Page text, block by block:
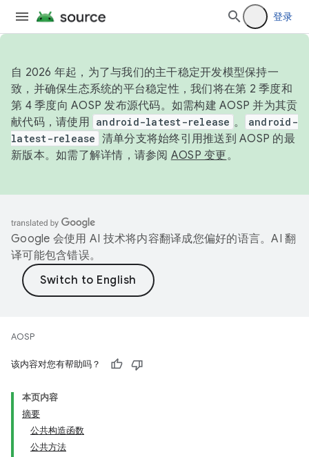
登录
自 2026 年起，为了与我们的主干稳定开发模型保持一
致，并确保生态系统的平台稳定性，我们将在第 2 季度和
第 4 季度向 AOSP 发布源代码。如需构建 AOSP 并为其贡
献代码，请使用 android-latest-release 。
android-
latest-release 清单分支将始终引用推送到 AOSP 的最
新版本。如需了解详情，请参阅 AOSP 变更。
Google 会使用 AI 技术将内容翻译成您偏好的语言。AI 翻
译可能包含错误。
AOSP
该内容对您有帮助吗？
本页内容
摘要
公共构造函数
公共方法